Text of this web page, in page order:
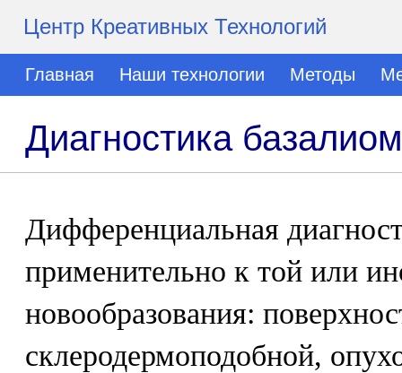
Центр Креативных Технологий
Главная Наши технологии Методы
Диагностика базалиом
Дифференциальная
применительно к той или
новообразования:
склеродермоподобной,